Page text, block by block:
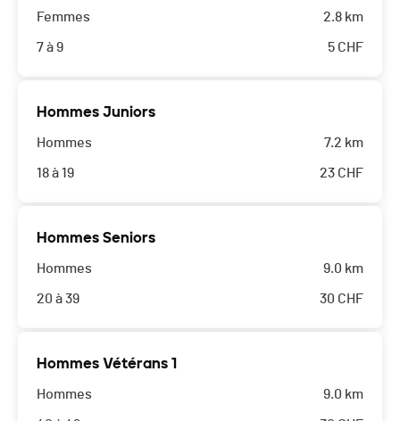
Femmes
7 à 9
2.8 km
5 CHF
Hommes Juniors
Hommes
18 à 19
7.2 km
23 CHF
Hommes Seniors
Hommes
20 à 39
9.0 km
30 CHF
Hommes Vétérans 1
Hommes 9.0 km